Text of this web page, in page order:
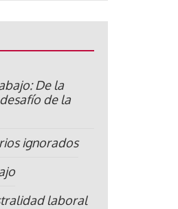
De la
de la
ignorados
laboral